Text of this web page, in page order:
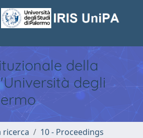
della
degli
ricerca
10 - Proceedings